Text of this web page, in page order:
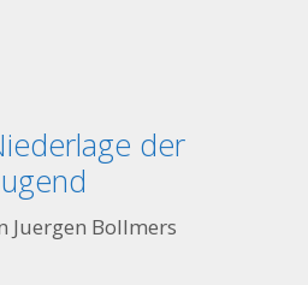
der
Juergen Bollmers